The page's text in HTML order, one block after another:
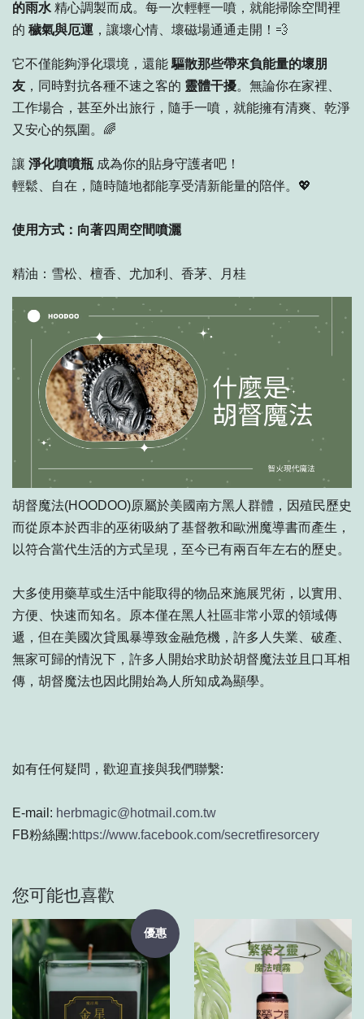
的雨水 精心調製而成。每一次輕輕一噴，就能掃除空間裡
的 穢氣與厄運 ，讓壞心情、壞磁場通通走開！💨
它不僅能夠淨化環境，還能 驅散那些帶來負能量的壞朋
友 ，同時對抗各種不速之客的 靈體干擾。無論你在家裡、
工作場合，甚至外出旅行，隨手一噴，就能擁有清爽、乾淨
又安心的氛圍。🌈
讓 淨化噴噴瓶 成為你的貼身守護者吧！
輕鬆、自在，隨時隨地都能享受清新能量的陪伴。💖
使用方式：向著四周空間噴灑
精油：雪松、檀香、尤加利、香茅、月桂
胡督魔法(HOODOO)原屬於美國南方黑人群體，因殖民歷史
而從原本於西非的巫術吸納了基督教和歐洲魔導書而產生，
以符合當代生活的方式呈現，至今已有兩百年左右的歷史。
大多使用藥草或生活中能取得的物品來施展咒術，以實用、
方便、快速而知名。原本僅在黑人社區非常小眾的領域傳
遞，但在美國次貸風暴導致金融危機，許多人失業、破產、
無家可歸的情況下，許多人開始求助於胡督魔法並且口耳相
傳，胡督魔法也因此開始為人所知成為顯學。
如有任何疑問，歡迎直接與我們聯繫:
E-mail: herbmagic@hotmail.com.tw
FB粉絲團:https://www.facebook.com/secretfiresorcery
您可能也喜歡
優惠